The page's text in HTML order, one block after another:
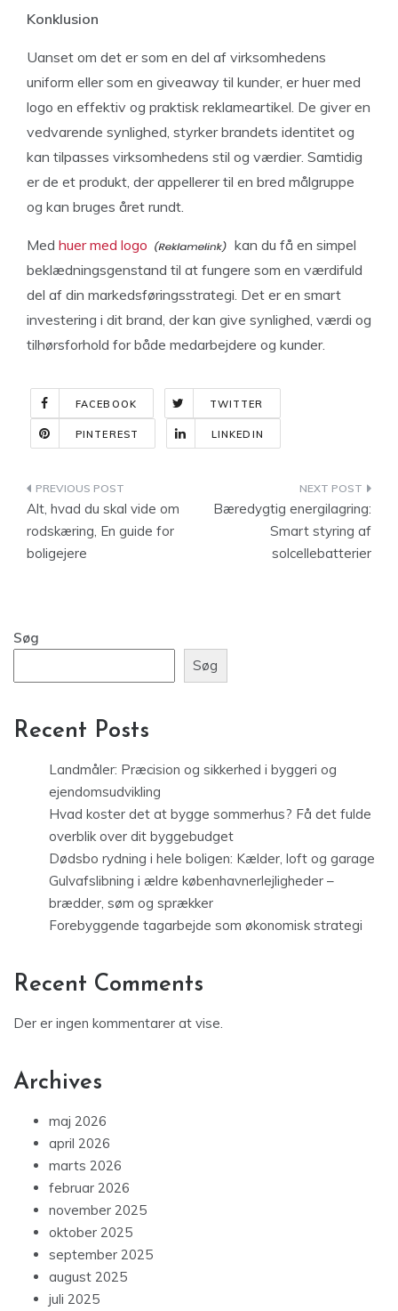
Konklusion
Uanset om det er som en del af virksomhedens
uniform eller som en giveaway til kunder, er huer med
logo en effektiv og praktisk reklameartikel. De giver en
vedvarende synlighed, styrker brandets identitet og
kan tilpasses virksomhedens stil og værdier. Samtidig
er de et produkt, der appellerer til en bred målgruppe
og kan bruges året rundt.
Med huer med logo
kan du få en simpel
beklædningsgenstand til at fungere som en værdifuld
del af din markedsføringsstrategi. Det er en smart
investering i dit brand, der kan give synlighed, værdi og
tilhørsforhold for både medarbejdere og kunder.
FACEBOOK TWITTER
PINTEREST LINKEDIN
Indlægsnavigation
Alt, hvad du skal vide om
rodskæring, En guide for
boligejere
Bæredygtig energilagring:
Smart styring af
solcellebatterier
Søg
Søg
Recent Posts
Landmåler: Præcision og sikkerhed i byggeri og
ejendomsudvikling
Hvad koster det at bygge sommerhus? Få det fulde
overblik over dit byggebudget
Dødsbo rydning i hele boligen: Kælder, loft og garage
Gulvafslibning i ældre københavnerlejligheder –
brædder, søm og sprækker
Forebyggende tagarbejde som økonomisk strategi
Recent Comments
Der er ingen kommentarer at vise.
Archives
maj 2026
april 2026
marts 2026
februar 2026
november 2025
oktober 2025
september 2025
august 2025
juli 2025